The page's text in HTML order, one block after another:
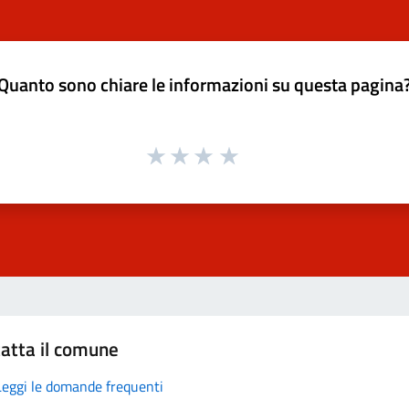
sono chiare le informazioni su questa
il comune
le domande frequenti